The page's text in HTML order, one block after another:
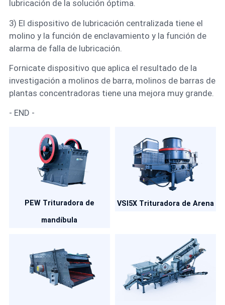
lubricación de la solución óptima.
3) El dispositivo de lubricación centralizada tiene el
molino y la función de enclavamiento y la función de
alarma de falla de lubricación.
Fornicate dispositivo que aplica el resultado de la
investigación a molinos de barra, molinos de barras de
plantas concentradoras tiene una mejora muy grande.
- END -
PEW Trituradora de
mandíbula
VSI5X Trituradora de Arena